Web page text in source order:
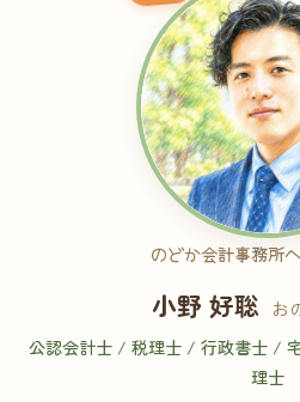
のどか会計事務所へ
小野 好聡 お
公認会計士 / 税理士 / 行政書士 /
理士